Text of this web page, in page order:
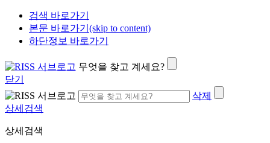
검색 바로가기
본문 바로가기(skip to content)
하단정보 바로가기
무엇을 찾고 계세요?
닫기
삭제
상세검색
상세검색